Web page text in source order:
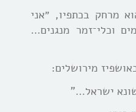
מרחק בכתפיו, ״אני
וכלי־זמר מנגנים…
מירושלים:
ישראל…”